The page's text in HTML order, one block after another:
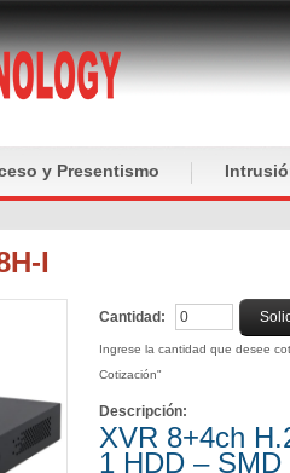
y Presentismo
I
Cantidad:
Ingrese la cantidad que desee
Cotización"
Descripción:
XVR 8+4ch
1 HDD –